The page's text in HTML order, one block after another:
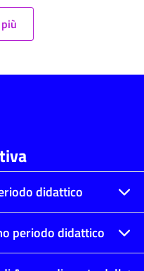
didattico
periodo didattico